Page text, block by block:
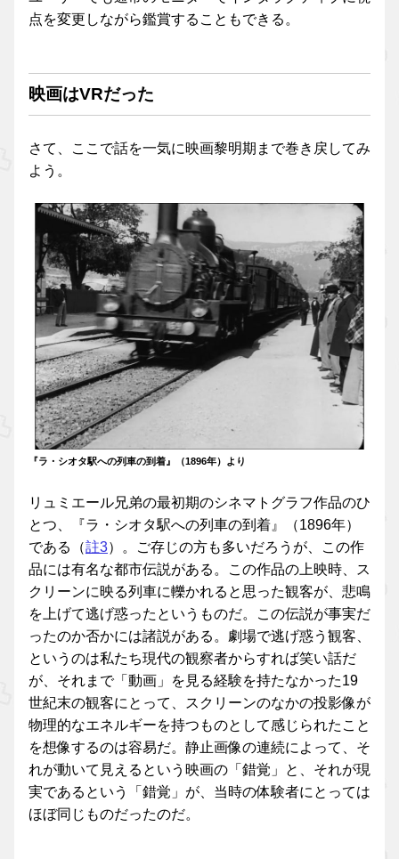
点を変更しながら鑑賞することもできる。
映画はVRだった
さて、ここで話を一気に映画黎明期まで巻き戻してみ
よう。
『ラ・シオタ駅への列車の到着』（1896年）より
リュミエール兄弟の最初期のシネマトグラフ作品のひ
とつ、『ラ・シオタ駅への列車の到着』（1896年）
である（註3）。ご存じの方も多いだろうが、この作
品には有名な都市伝説がある。この作品の上映時、ス
クリーンに映る列車に轢かれると思った観客が、悲鳴
を上げて逃げ惑ったというものだ。この伝説が事実だ
ったのか否かには諸説がある。劇場で逃げ惑う観客、
というのは私たち現代の観察者からすれば笑い話だ
が、それまで「動画」を見る経験を持たなかった19
世紀末の観客にとって、スクリーンのなかの投影像が
物理的なエネルギーを持つものとして感じられたこと
を想像するのは容易だ。静止画像の連続によって、そ
れが動いて見えるという映画の「錯覚」と、それが現
実であるという「錯覚」が、当時の体験者にとっては
ほぼ同じものだったのだ。